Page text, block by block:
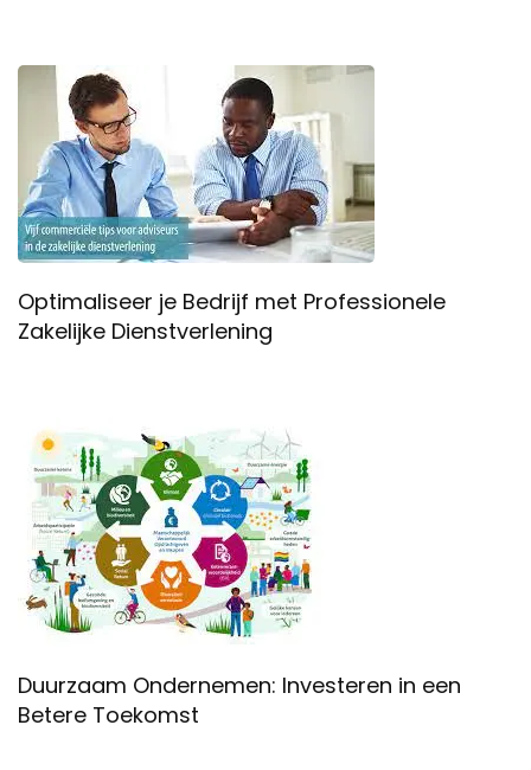
Optimaliseer je Bedrijf met Professionele
Zakelijke Dienstverlening
Duurzaam Ondernemen: Investeren in een
Betere Toekomst